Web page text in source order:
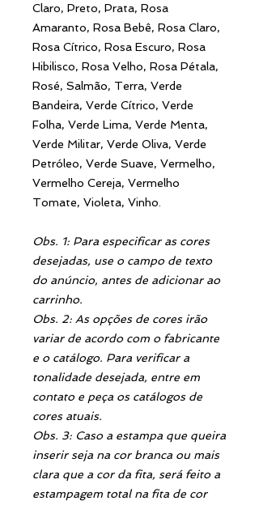
Claro, Preto, Prata, Rosa
Amaranto, Rosa Bebê, Rosa Claro,
Rosa Cítrico, Rosa Escuro, Rosa
Hibilisco, Rosa Velho, Rosa Pétala,
Rosé, Salmão, Terra, Verde
Bandeira, Verde Cítrico, Verde
Folha, Verde Lima, Verde Menta,
Verde Militar, Verde Oliva, Verde
Petróleo, Verde Suave, Vermelho,
Vermelho Cereja, Vermelho
Tomate, Violeta, Vinho.
Obs. 1: Para especificar as cores
desejadas, use o campo de texto
do anúncio, antes de adicionar ao
carrinho.
Obs. 2: As opções de cores irão
variar de acordo com o fabricante
e o catálogo. Para verificar a
tonalidade desejada, entre em
contato e peça os catálogos de
cores atuais.
Obs. 3: Caso a estampa que queira
inserir seja na cor branca ou mais
clara que a cor da fita, será feito a
estampagem total na fita de cor